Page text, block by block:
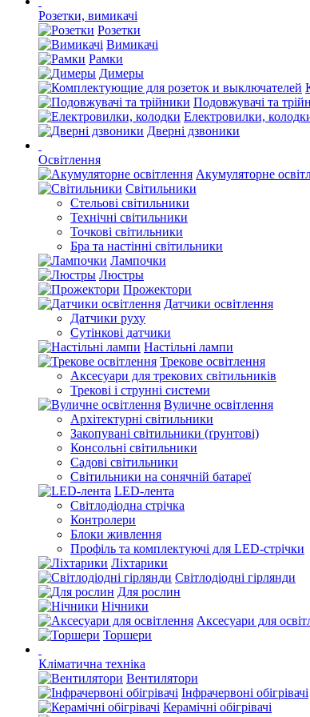
Розетки, вимикачі
Розетки
Вимикачі
Рамки
Димеры
Подовжувачі та
Електровилки,
Дверні дзвоники
Освітлення
Акумуляторне
Світильники
Стельові світильники
Технічні світильники
Точкові світильники
Бра та настінні світильники
Лампочки
Люстры
Прожектори
Датчики освітлення
Датчики руху
Сутінкові датчики
Настільні лампи
Трекове освітлення
Аксесуари для трекових світильників
Трекові і струнні системи
Вуличне освітлення
Архітектурні світильники
Закопувані світильники (ґрунтові)
Консольні світильники
Садові світильники
Світильники на сонячній батареї
LED-лента
Світлодіодна стрічка
Контролери
Блоки живлення
Профіль та комплектуючі для LED-стрічки
Ліхтарики
Світлодіодні гірлянди
Для рослин
Нічники
Аксесуари для
Торшери
Кліматична техніка
Вентилятори
Інфрачервоні обігрівачі
Керамічні обігрівачі